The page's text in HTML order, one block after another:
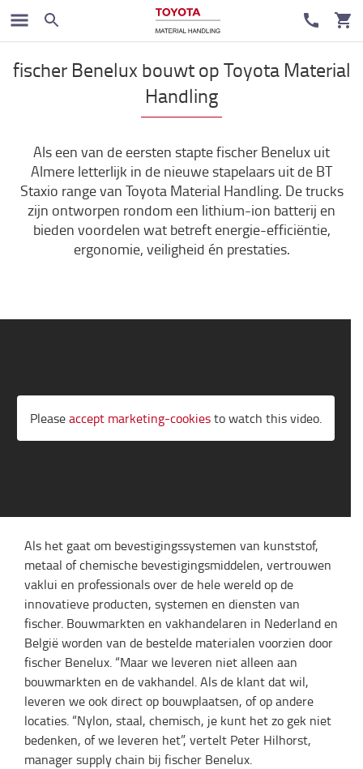
Klant cases
fischer Benelux bouwt op Toyota Material
Handling
Als een van de eersten stapte fischer Benelux uit
Almere letterlijk in de nieuwe stapelaars uit de BT
Staxio range van Toyota Material Handling. De trucks
zijn ontworpen rondom een lithium-ion batterij en
bieden voordelen wat betreft energie-efficiëntie,
ergonomie, veiligheid én prestaties.
Pleaseaccept marketing-cookiesto watch this video.
Als het gaat om bevestigingssystemen van kunststof,
metaal of chemische bevestigingsmiddelen, vertrouwen
vaklui en professionals over de hele wereld op de
innovatieve producten, systemen en diensten van
fischer. Bouwmarkten en vakhandelaren in Nederland en
België worden van de bestelde materialen voorzien door
fischer Benelux. “Maar we leveren niet alleen aan
bouwmarkten en de vakhandel. Als de klant dat wil,
leveren we ook direct op bouwplaatsen, of op andere
locaties. “Nylon, staal, chemisch, je kunt het zo gek niet
bedenken, of we leveren het”, vertelt Peter Hilhorst,
manager supply chain bij fischer Benelux.